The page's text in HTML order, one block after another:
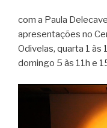
com a Paula
apresentações no
Odivelas, quarta 1 às
domingo 5 às 11h e
Reprodutor